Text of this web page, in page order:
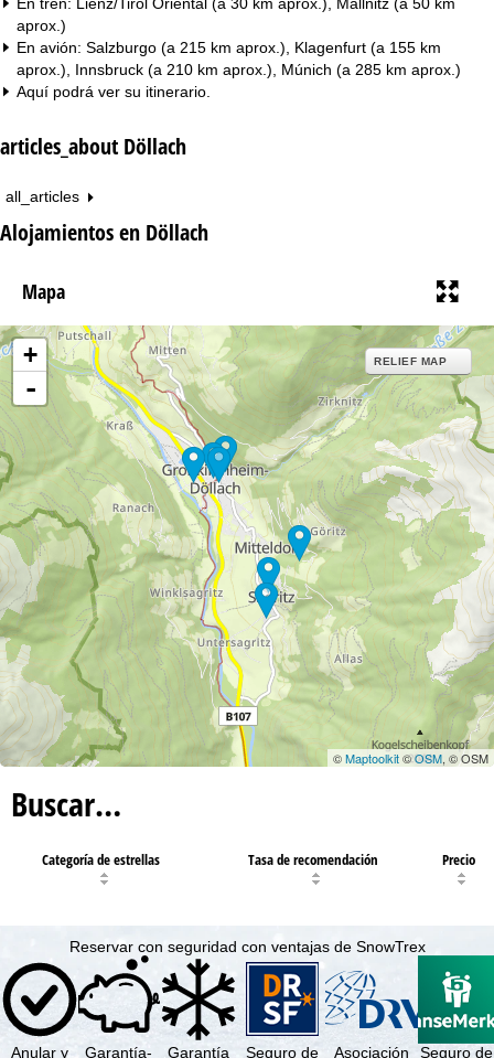
aprox.)
En avión: Salzburgo (a 215 km aprox.), Klagenfurt (a 155 km
aprox.), Innsbruck (a 210 km aprox.), Múnich (a 285 km aprox.)
Aquí podrá ver su itinerario
articles_about Döllach
all_articles
Alojamientos en Döllach
Mapa
+
-
RELIEF MAP
©Maptoolkit©OSM, © OSM
Buscar…
Categoría de estrellas Tasa de recomendación Precio
Reservar con seguridad con ventajas de SnowTrex
Anular y Garantía- Garantía Seguro de Asociación Seguro de